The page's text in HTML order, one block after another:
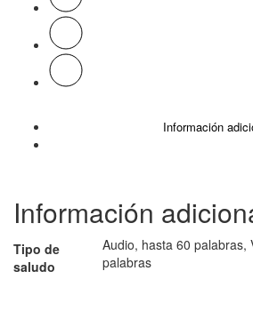
Información
Información
Tipo de
saludo
Audio, hasta 60 palabras,
palabras